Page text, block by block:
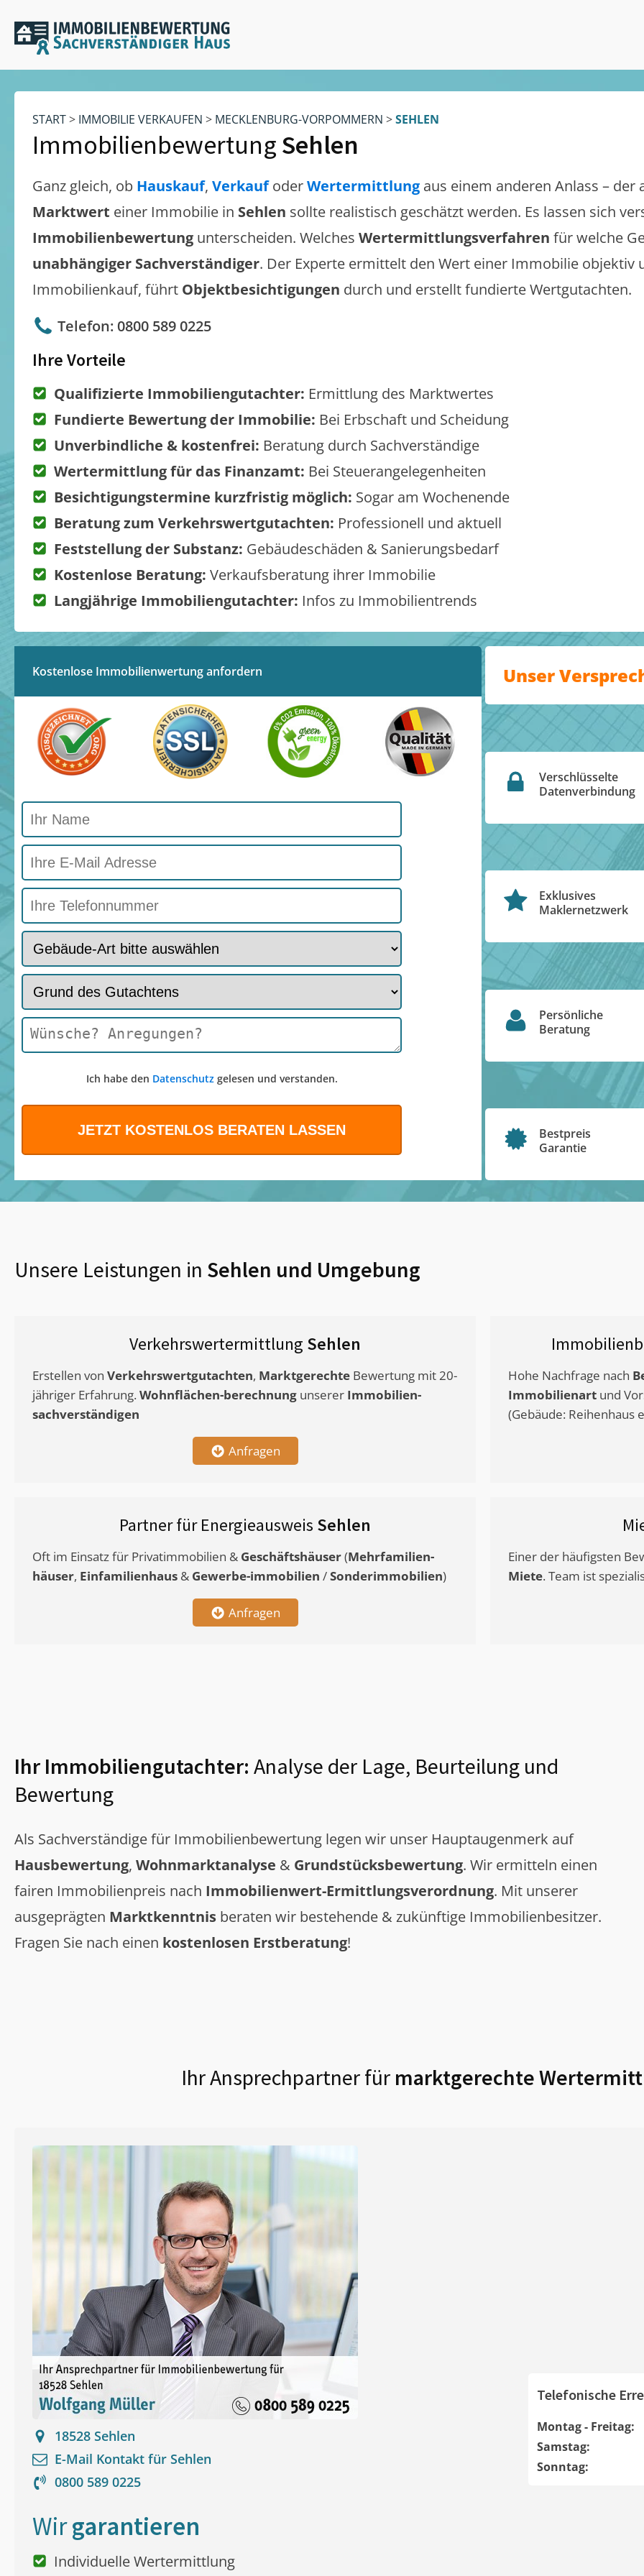
START> IMMOBILIE VERKAUFEN > MECKLENBURG-VORPOMMERN >SEHLEN
Immobilienbewertung Sehlen
Ganz gleich, ob Hauskauf, VerkaufoderWertermittlung aus einem anderen Anlass – der
Marktwert einer Immobilie in Sehlen sollte realistisch geschätzt werden. Es lassen sich
Immobilienbewertung unterscheiden. Welches Wertermittlungsverfahren für welche
unabhängiger Sachverständiger. Der Experte ermittelt den Wert einer Immobilie objektiv
Immobilienkauf, führt Objektbesichtigungen durch und erstellt fundierte Wertgutachten.
Telefon: 0800 589 0225
Ihre Vorteile
Qualifizierte Immobiliengutachter: Ermittlung des Marktwertes
Fundierte Bewertung der Immobilie: Bei Erbschaft und Scheidung
Unverbindliche & kostenfrei: Beratung durch Sachverständige
Wertermittlung für das Finanzamt: Bei Steuerangelegenheiten
Besichtigungstermine kurzfristig möglich: Sogar am Wochenende
Beratung zum Verkehrswertgutachten: Professionell und aktuell
Feststellung der Substanz: Gebäudeschäden & Sanierungsbedarf
Kostenlose Beratung: Verkaufsberatung ihrer Immobilie
Langjährige Immobiliengutachter: Infos zu Immobilientrends
Kostenlose Immobilienwertung anfordern
Ich habe den Datenschutzgelesen und verstanden.
Unser
Verschlüsselte
Datenverbindung
Exklusives
Maklernetzwerk
Persönliche
Beratung
Bestpreis
Garantie
Unsere Leistungen in Sehlen und Umgebung
Verkehrswertermittlung Sehlen
Erstellen von Verkehrswertgutachten, Marktgerechte Bewertung mit 20-
jähriger Erfahrung. Wohnflächen-berechnung unserer Immobilien-
sachverständigen
Anfragen
Hohe Nachfrage nach
Immobilienart und
(Gebäude: Reihenhaus
Partner für Energieausweis Sehlen
Oft im Einsatz für Privatimmobilien & Geschäftshäuser(Mehrfamilien-
häuser, Einfamilienhaus & Gewerbe-immobilien /Sonderimmobilien)
Anfragen
Einer der häufigsten
Miete. Team ist
Ihr Immobiliengutachter: Analyse der Lage, Beurteilung und
Bewertung
Als Sachverständige für Immobilienbewertung legen wir unser Hauptaugenmerk auf
Hausbewertung, Wohnmarktanalyse & Grundstücksbewertung. Wir ermitteln einen
fairen Immobilienpreis nach Immobilienwert-Ermittlungsverordnung. Mit unserer
ausgeprägten Marktkenntnis beraten wir bestehende & zukünftige Immobilienbesitzer.
Fragen Sie nach einen kostenlosen Erstberatung!
Ihr Ansprechpartner für marktgerechte
18528 Sehlen
E-Mail Kontakt für Sehlen
0800 589 0225
Telefonische
Montag - Freitag:
Samstag:
Sonntag:
Wirgarantieren
Individuelle Wertermittlung